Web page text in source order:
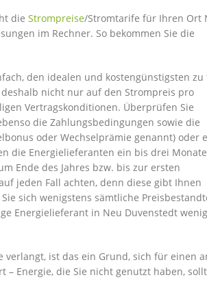
die Strompreise/Stromtarife für Ihren Ort
im Rechner. So bekommen Sie die
den idealen und kostengünstigsten zu
nicht nur auf den Strompreis pro
Vertragskonditionen. Überprüfen Sie
die Zahlungsbedingungen sowie die
oder Wechselprämie genannt) oder
die Energielieferanten ein bis drei
Ende des Jahres bzw. bis zur ersten
jeden Fall achten, denn diese gibt Ihnen
sich wenigstens sämtliche
Energielieferant in Neu Duvenstedt
ist das ein Grund, sich für einen
Energie, die Sie nicht genutzt haben,